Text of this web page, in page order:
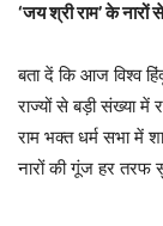
‘जय श्री राम’ के नारों
बता दें कि आज विश्व
राज्यों से बड़ी संख्या में
राम भक्त धर्म सभा में
नारों की गूंज हर तरफ